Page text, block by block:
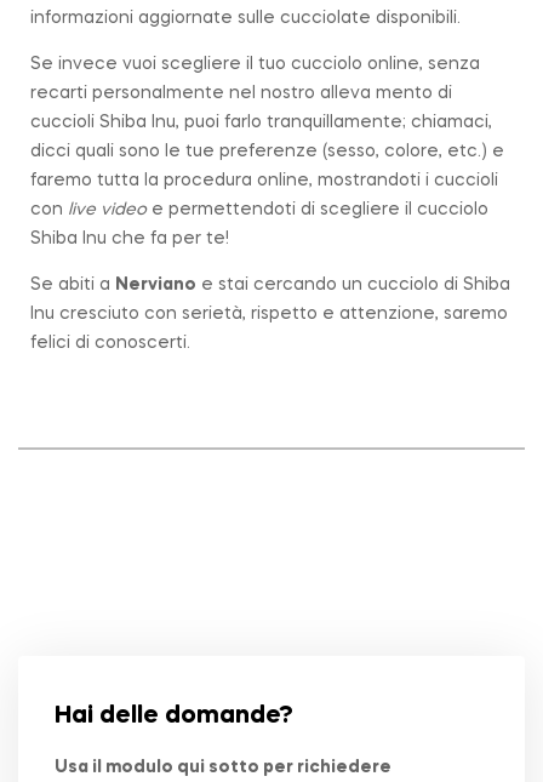
informazioni aggiornate sulle cucciolate disponibili.
Se invece vuoi scegliere il tuo cucciolo online, senza
recarti personalmente nel nostro alleva mento di
cuccioli Shiba Inu, puoi farlo tranquillamente; chiamaci,
dicci quali sono le tue preferenze (sesso, colore, etc.) e
faremo tutta la procedura online, mostrandoti i cuccioli
con live videoe permettendoti di scegliere il cucciolo
Shiba Inu che fa per te!
Se abiti a Nerviano e stai cercando un cucciolo di Shiba
Inu cresciuto con serietà, rispetto e attenzione, saremo
felici di conoscerti.
Hai delle domande?
Usa il modulo qui sotto per richiedere